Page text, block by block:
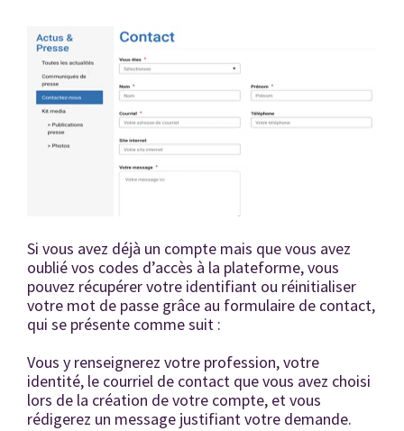
Si vous avez déjà un compte mais que vous avez
oublié vos codes d’accès à la plateforme, vous
pouvez récupérer votre identifiant ou réinitialiser
votre mot de passe grâce au formulaire de contact,
qui se présente comme suit :
Vous y renseignerez votre profession, votre
identité, le courriel de contact que vous avez choisi
lors de la création de votre compte, et vous
rédigerez un message justifiant votre demande.